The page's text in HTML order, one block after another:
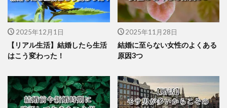
2025年12月1日
【リアル生活】結婚したら生活
はこう変わった！
2025年11月28日
結婚に至らない女性のよくある
原因3つ